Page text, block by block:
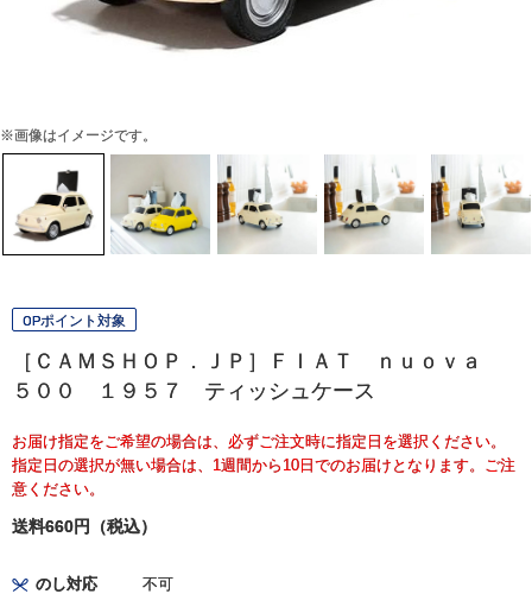
※画像はイメージです。
OPポイント対象
［ＣＡＭＳＨＯＰ．ＪＰ］ＦＩＡＴ ｎｕｏｖａ
５００ １９５７ ティッシュケース
お届け指定をご希望の場合は、必ずご注文時に指定日を選択ください。
指定日の選択が無い場合は、1週間から10日でのお届けとなります。ご注
意ください。
送料660円（税込）
のし対応 不可